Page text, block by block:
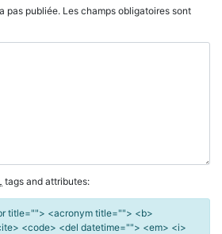
pas publiée. Les champs obligatoires sont
tags and attributes:
title=""> <acronym title=""> <b>
<code> <del datetime=""> <em> <i>